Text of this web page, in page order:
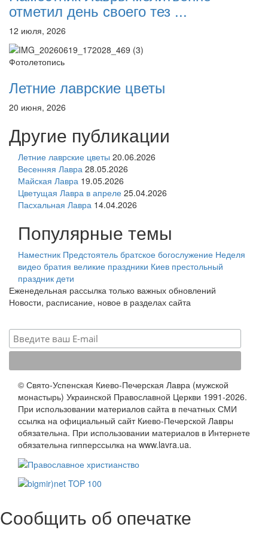
отметил день своего тез ...
12 июля, 2026
Фотолетопись
Летние лаврские цветы
20 июня, 2026
Другие публикации
Летние лаврские цветы 20.06.2026
Весенняя Лавра 28.05.2026
Майская Лавра 19.05.2026
Цветущая Лавра в апреле 25.04.2026
Пасхальная Лавра 14.04.2026
Популярные темы
Наместник Предстоятель братское богослужение Неделя
видео братия великие праздники Киев престольный
праздник дети
Еженедельная рассылка только важных обновлений
Новости, расписание, новое в разделах сайта
© Свято-Успенская Киево-Печерская Лавра (мужской
монастырь) Украинской Православной Церкви 1991-2026.
При использовании материалов сайта в печатных СМИ
ссылка на официальный сайт Киево-Печерской Лавры
обязательна. При использовании материалов в Интернете
обязательна гипперссылка на www.lavra.ua.
Сообщить об опечатке